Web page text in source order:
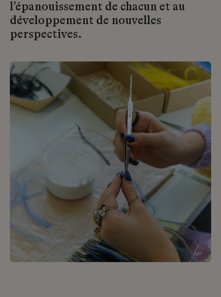
l’épanouissement de chacun et au
développement de nouvelles
perspectives.